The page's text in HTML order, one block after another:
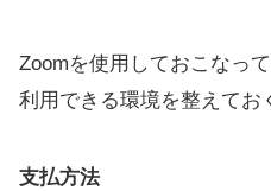
Zoomを使用しておこなっ
利用できる環境を整えてお
支払方法